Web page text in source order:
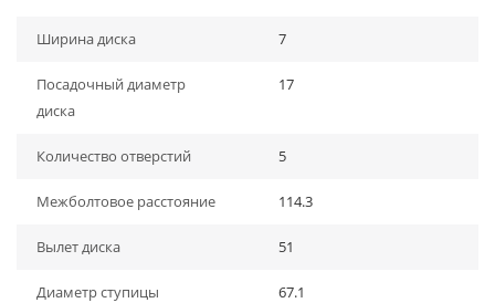
Ширина диска 7
Посадочный диаметр
диска
17
Количество отверстий 5
Межболтовое расстояние 114.3
Вылет диска 51
Диаметр ступицы 67.1